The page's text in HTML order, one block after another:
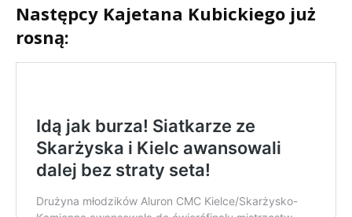
Następcy Kajetana Kubickiego już
rosną: